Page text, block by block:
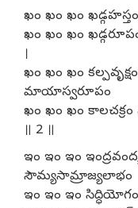
ఖం ఖం ఖం
ఖం ఖం ఖం
।
ఖం ఖం ఖం
మాయాస్వరూపం
ఖం ఖం ఖం
॥ 2 ॥
ఇం ఇం ఇం
సౌమ్యసామ్రాజ్యలాభం
ఇం ఇం ఇం